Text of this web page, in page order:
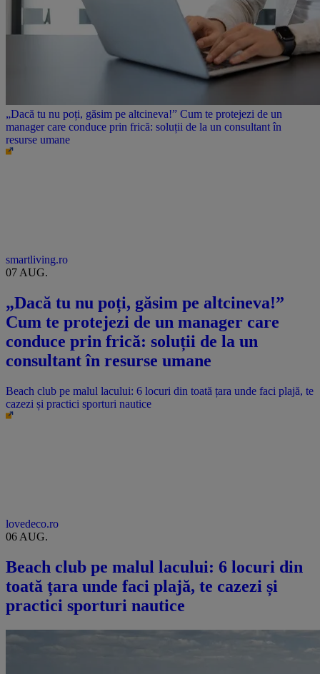
„Dacă tu nu poți, găsim pe altcineva!” Cum te protejezi de un
manager care conduce prin frică: soluții de la un consultant în
resurse umane
smartliving.ro
07 AUG.
„Dacă tu nu poți, găsim pe altcineva!”
Cum te protejezi de un manager care
conduce prin frică: soluții de la un
consultant în resurse umane
Beach club pe malul lacului: 6 locuri din toată țara unde faci plajă, te
cazezi și practici sporturi nautice
lovedeco.ro
06 AUG.
Beach club pe malul lacului: 6 locuri din
toată țara unde faci plajă, te cazezi și
practici sporturi nautice